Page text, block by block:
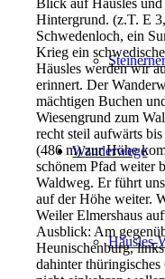
Wanderwege
Häusles-
Blick auf Häusles
Hintergrund. (z.T. E
Schwedenloch, ein
Krieg ein
Häusles werden wir
erinnert. Der
mächtigen Buchen
Wiesengrund zum
recht steil aufwärts
(486 m) zur Höhe
schönem Pfad weiter
Waldweg. Er führt
auf der Höhe weiter.
Weiler Elmershaus
Ausblick: Am
Heunischenburg,
dahinter